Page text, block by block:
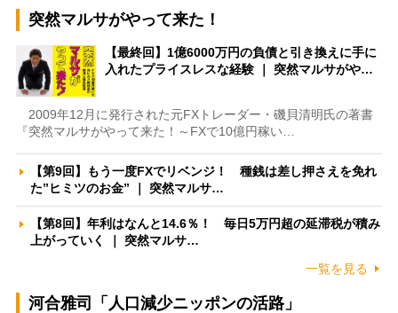
突然マルサがやって来た！
【最終回】1億6000万円の負債と引き換えに手に
入れたプライスレスな経験 ｜ 突然マルサがや…
2009年12月に発行された元FXトレーダー・磯貝清明氏の著書
『突然マルサがやって来た！～FXで10億円稼い…
【第9回】もう一度FXでリベンジ！ 種銭は差し押さえを免れ
た”ヒミツのお金” ｜ 突然マルサ…
【第8回】年利はなんと14.6％！ 毎日5万円超の延滞税が積み
上がっていく ｜ 突然マルサ…
一覧を見る
河合雅司「人口減少ニッポンの活路」